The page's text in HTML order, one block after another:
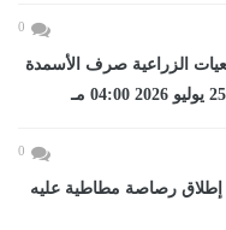
0
الزراعية صرف الأسمدة
0
إطلاق رصاصة مطاطية عليه